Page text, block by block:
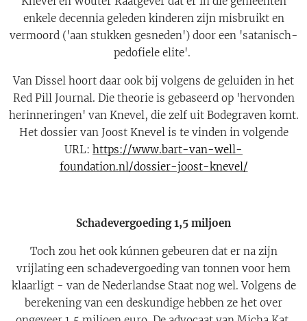
enkele decennia geleden kinderen zijn misbruikt en
vermoord ('aan stukken gesneden') door een 'satanisch-
pedofiele elite'.
Van Dissel hoort daar ook bij volgens de geluiden in het
Red Pill Journal. Die theorie is gebaseerd op 'hervonden
herinneringen' van Knevel, die zelf uit Bodegraven komt.
Het dossier van Joost Knevel is te vinden in volgende
URL: https://www.bart-van-well-
foundation.nl/dossier-joost-knevel/
Schadevergoeding 1,5 miljoen
Toch zou het ook kúnnen gebeuren dat er na zijn
vrijlating een schadevergoeding van tonnen voor hem
klaarligt - van de Nederlandse Staat nog wel. Volgens de
berekening van een deskundige hebben ze het over